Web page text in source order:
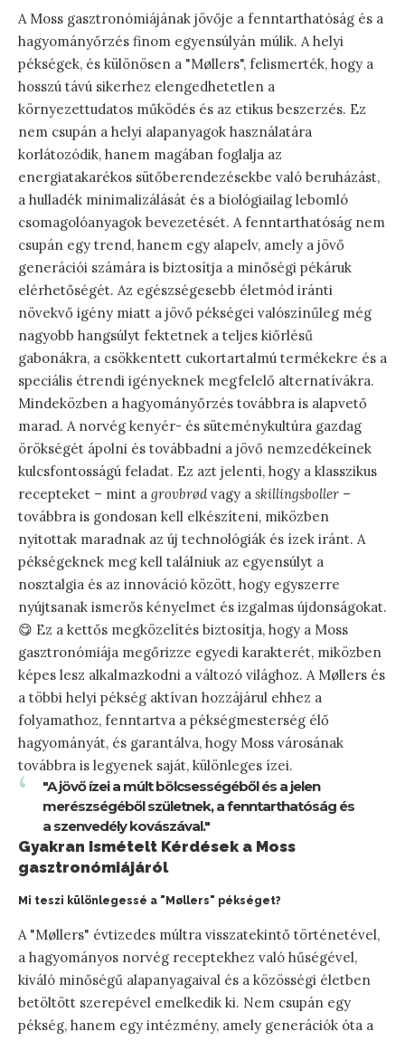
A Moss gasztronómiájának jövője a fenntarthatóság és a
hagyományőrzés finom egyensúlyán múlik. A helyi
pékségek, és különösen a "Møllers", felismerték, hogy a
hosszú távú sikerhez elengedhetetlen a
környezettudatos működés és az etikus beszerzés. Ez
nem csupán a helyi alapanyagok használatára
korlátozódik, hanem magában foglalja az
energiatakarékos sütőberendezésekbe való beruházást,
a hulladék minimalizálását és a biológiailag lebomló
csomagolóanyagok bevezetését. A fenntarthatóság nem
csupán egy trend, hanem egy alapelv, amely a jövő
generációi számára is biztosítja a minőségi pékáruk
elérhetőségét. Az egészségesebb életmód iránti
növekvő igény miatt a jövő pékségei valószínűleg még
nagyobb hangsúlyt fektetnek a teljes kiőrlésű
gabonákra, a csökkentett cukortartalmú termékekre és a
speciális étrendi igényeknek megfelelő alternatívákra.
Mindeközben a hagyományőrzés továbbra is alapvető
marad. A norvég kenyér- és süteménykultúra gazdag
örökségét ápolni és továbbadni a jövő nemzedékeinek
kulcsfontosságú feladat. Ez azt jelenti, hogy a klasszikus
recepteket – mint a grovbrødvagy a skillingsboller –
továbbra is gondosan kell elkészíteni, miközben
nyitottak maradnak az új technológiák és ízek iránt. A
pékségeknek meg kell találniuk az egyensúlyt a
nosztalgia és az innováció között, hogy egyszerre
nyújtsanak ismerős kényelmet és izgalmas újdonságokat.
😋 Ez a kettős megközelítés biztosítja, hogy a Moss
gasztronómiája megőrizze egyedi karakterét, miközben
képes lesz alkalmazkodni a változó világhoz. A Møllers és
a többi helyi pékség aktívan hozzájárul ehhez a
folyamathoz, fenntartva a pékségmesterség élő
hagyományát, és garantálva, hogy Moss városának
továbbra is legyenek saját, különleges ízei.
"A jövő ízei a múlt bölcsességéből és a jelen
merészségéből születnek, a fenntarthatóság és
a szenvedély kovászával."
Gyakran Ismételt Kérdések a Moss
gasztronómiájáról
Mi teszi különlegessé a "Møllers" pékséget?
A "Møllers" évtizedes múltra visszatekintő történetével,
a hagyományos norvég receptekhez való hűségével,
kiváló minőségű alapanyagaival és a közösségi életben
betöltött szerepével emelkedik ki. Nem csupán egy
pékség, hanem egy intézmény, amely generációk óta a